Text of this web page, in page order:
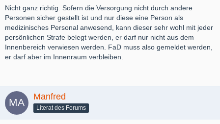
Nicht ganz richtig. Sofern die Versorgung nicht durch andere
Personen sicher gestellt ist und nur diese eine Person als
medizinisches Personal anwesend, kann dieser sehr wohl mit jeder
persönlichen Strafe belegt werden, er darf nur nicht aus dem
Innenbereich verwiesen werden. FaD muss also gemeldet werden,
er darf aber im Innenraum verbleiben.
Manfred
Literat des Forums